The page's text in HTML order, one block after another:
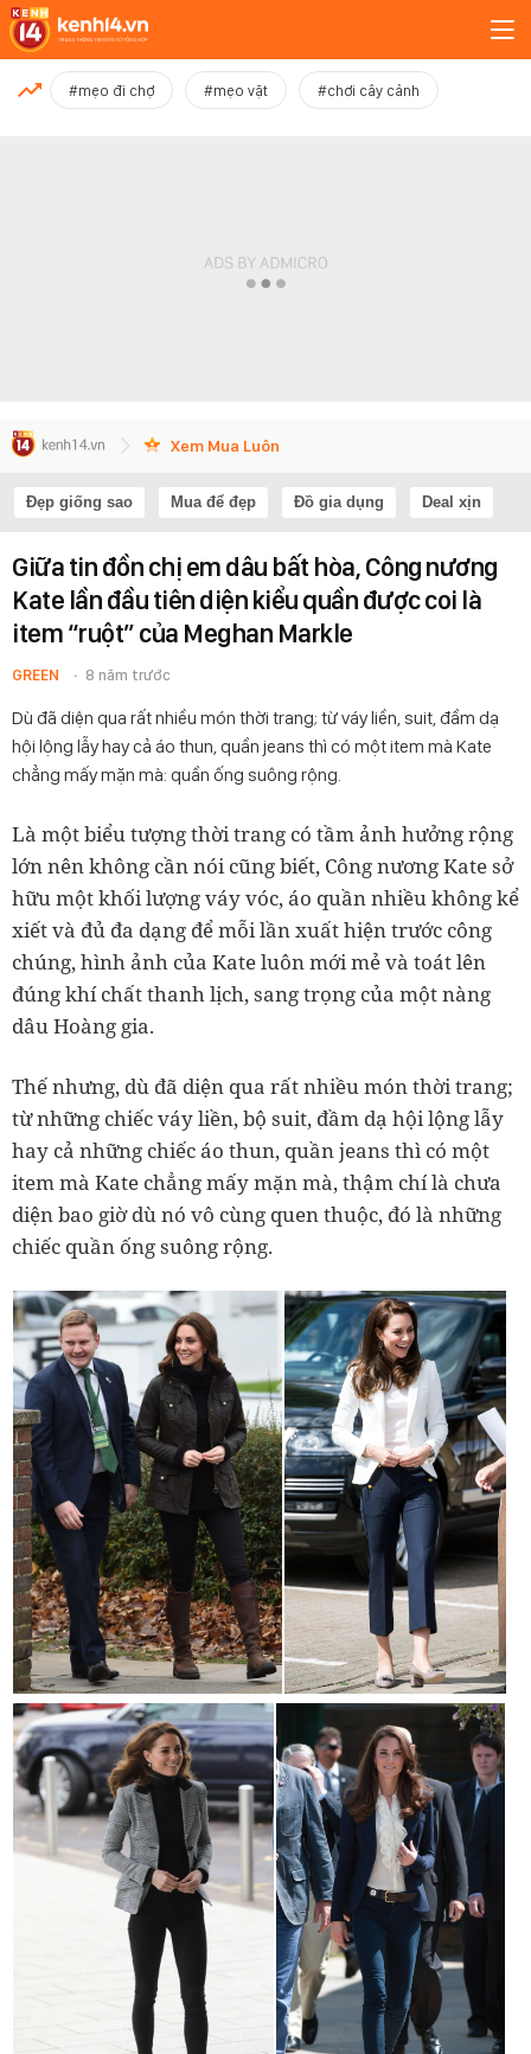
MỚI NHẤT
#mẹo đi chợ #mẹo vặt #chơi cây cảnh
Xem Mua Luôn
Đẹp giống sao Mua để đẹp Đồ gia dụng Deal xịn
Giữa tin đồn chị em dâu bất hòa, Công nương
Kate lần đầu tiên diện kiểu quần được coi là
item “ruột” của Meghan Markle
GREEN 8 năm trước
Dù đã diện qua rất nhiều món thời trang; từ váy liền, suit, đầm dạ
hội lộng lẫy hay cả áo thun, quần jeans thì có một item mà Kate
chẳng mấy mặn mà: quần ống suông rộng.
Là một biểu tượng thời trang có tầm ảnh hưởng rộng
lớn nên không cần nói cũng biết, Công nương Kate sở
hữu một khối lượng váy vóc, áo quần nhiều không kể
xiết và đủ đa dạng để mỗi lần xuất hiện trước công
chúng, hình ảnh của Kate luôn mới mẻ và toát lên
đúng khí chất thanh lịch, sang trọng của một nàng
dâu Hoàng gia.
Thế nhưng, dù đã diện qua rất nhiều món thời trang;
từ những chiếc váy liền, bộ suit, đầm dạ hội lộng lẫy
hay cả những chiếc áo thun, quần jeans thì có một
item mà Kate chẳng mấy mặn mà, thậm chí là chưa
diện bao giờ dù nó vô cùng quen thuộc, đó là những
chiếc quần ống suông rộng.